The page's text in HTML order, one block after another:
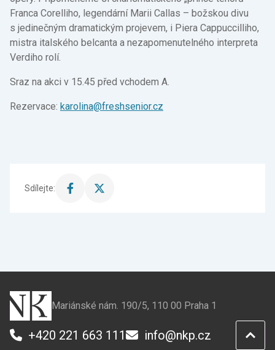
Franca Corelliho, legendární Marii Callas – božskou divu
s jedinečným dramatickým projevem, i Piera Cappuccilliho,
mistra italského belcanta a nezapomenutelného interpreta
Verdiho rolí.
Sraz na akci v 15.45 před vchodem A.
Rezervace: karolina@freshsenior.cz
Sdílejte:
Sdílet
Sdílet
Mariánské nám. 190/5, 110 00 Praha 1
+420 221 663 111 info@nkp.cz